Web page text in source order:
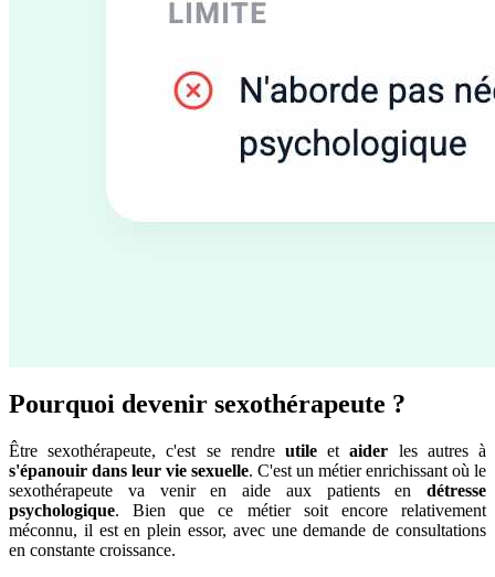
Pourquoi devenir sexothérapeute ?
Être sexothérapeute, c'est se rendre utile etaider les autres à
s'épanouir dans leur vie sexuelle. C'est un métier enrichissant où le
sexothérapeute va venir en aide aux patients en détresse
psychologique. Bien que ce métier soit encore relativement
méconnu, il est en plein essor, avec une demande de consultations
en constante croissance.